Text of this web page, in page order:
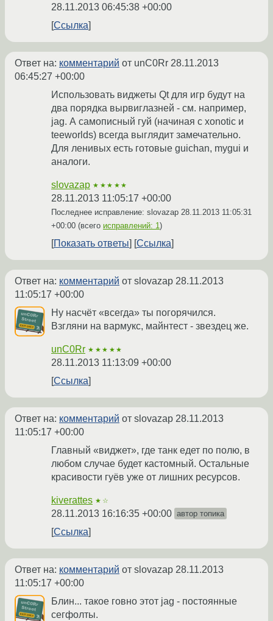
28.11.2013 06:45:38 +00:00
Ссылка
Ответ на: комментарий от unC0Rr 28.11.2013
06:45:27 +00:00
Использовать виджеты Qt для игр будут на
два порядка вырвиглазней - см. например,
jag. А самописный гуй (начиная с xonotic и
teeworlds) всегда выглядит замечательно.
Для ленивых есть готовые guichan, mygui и
аналоги.
slovazap ★★★★★
28.11.2013 11:05:17 +00:00
Последнее исправление: slovazap 28.11.2013 11:05:31
+00:00 (всего исправлений: 1)
Показать ответы Ссылка
Ответ на: комментарий от slovazap 28.11.2013
11:05:17 +00:00
Ну насчёт «всегда» ты погорячился.
Взгляни на вармукс, майнтест - звездец же.
unC0Rr ★★★★★
28.11.2013 11:13:09 +00:00
Ссылка
Ответ на: комментарий от slovazap 28.11.2013
11:05:17 +00:00
Главный «виджет», где танк едет по полю, в
любом случае будет кастомный. Остальные
красивости гуёв уже от лишних ресурсов.
kiverattes ★☆
28.11.2013 16:16:35 +00:00 автор топика
Ссылка
Ответ на: комментарий от slovazap 28.11.2013
11:05:17 +00:00
Блин... такое говно этот jag - постоянные
сегфолты.